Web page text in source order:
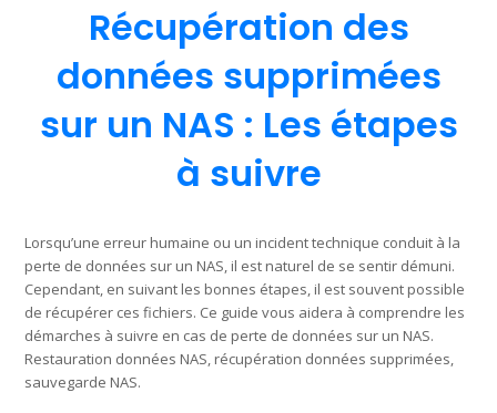
Récupération des
données supprimées
sur un NAS : Les étapes
à suivre
Lorsqu’une erreur humaine ou un incident technique conduit à la
perte de données sur un NAS, il est naturel de se sentir démuni.
Cependant, en suivant les bonnes étapes, il est souvent possible
de récupérer ces fichiers. Ce guide vous aidera à comprendre les
démarches à suivre en cas de perte de données sur un NAS.
Restauration données NAS, récupération données supprimées,
sauvegarde NAS.